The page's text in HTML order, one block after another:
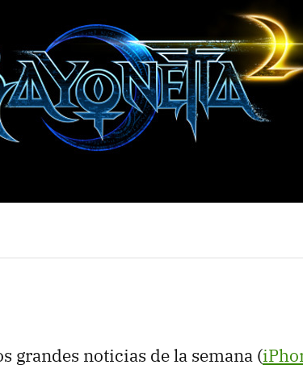
grandes noticias de la semana (